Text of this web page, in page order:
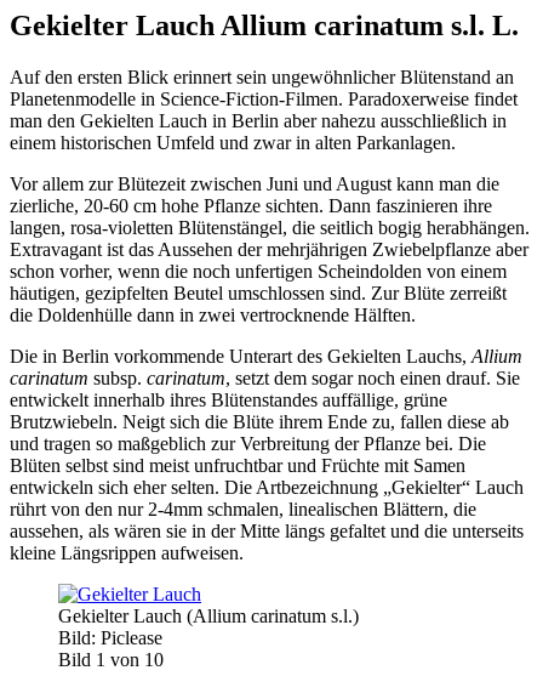
Gekielter Lauch Allium carinatum s.l. L.
Auf den ersten Blick erinnert sein ungewöhnlicher Blütenstand an
Planetenmodelle in Science-Fiction-Filmen. Paradoxerweise findet
man den Gekielten Lauch in Berlin aber nahezu ausschließlich in
einem historischen Umfeld und zwar in alten Parkanlagen.
Vor allem zur Blütezeit zwischen Juni und August kann man die
zierliche, 20-60 cm hohe Pflanze sichten. Dann faszinieren ihre
langen, rosa-violetten Blütenstängel, die seitlich bogig herabhängen.
Extravagant ist das Aussehen der mehrjährigen Zwiebelpflanze aber
schon vorher, wenn die noch unfertigen Scheindolden von einem
häutigen, gezipfelten Beutel umschlossen sind. Zur Blüte zerreißt
die Doldenhülle dann in zwei vertrocknende Hälften.
Die in Berlin vorkommende Unterart des Gekielten Lauchs, Allium
carinatum subsp. carinatum, setzt dem sogar noch einen drauf. Sie
entwickelt innerhalb ihres Blütenstandes auffällige, grüne
Brutzwiebeln. Neigt sich die Blüte ihrem Ende zu, fallen diese ab
und tragen so maßgeblich zur Verbreitung der Pflanze bei. Die
Blüten selbst sind meist unfruchtbar und Früchte mit Samen
entwickeln sich eher selten. Die Artbezeichnung „Gekielter“ Lauch
rührt von den nur 2-4mm schmalen, linealischen Blättern, die
aussehen, als wären sie in der Mitte längs gefaltet und die unterseits
kleine Längsrippen aufweisen.
Gekielter Lauch (Allium carinatum s.l.)
Bild: Piclease
Bild 1 von 10